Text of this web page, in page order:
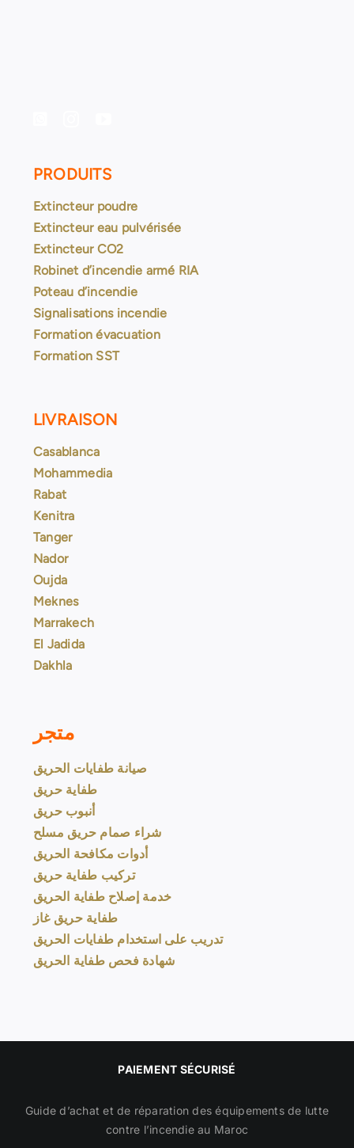
PRODUITS
Extincteur poudre
Extincteur eau pulvérisée
Extincteur CO2
Robinet d’incendie armé RIA
Poteau d’incendie
Signalisations incendie
Formation évacuation
Formation SST
LIVRAISON
Casablanca
Mohammedia
Rabat
Kenitra
Tanger
Nador
Oujda
Meknes
Marrakech
El Jadida
Dakhla
متجر
صيانة طفايات الحريق
طفاية حريق
أنبوب حريق
شراء صمام حريق مسلح
أدوات مكافحة الحريق
تركيب طفاية حريق
خدمة إصلاح طفاية الحريق
طفاية حريق غاز
تدريب على استخدام طفايات الحريق
شهادة فحص طفاية الحريق
PAIEMENT SÉCURISÉ
Guide d’achat et de réparation des équipements de lutte
contre l’incendie au Maroc